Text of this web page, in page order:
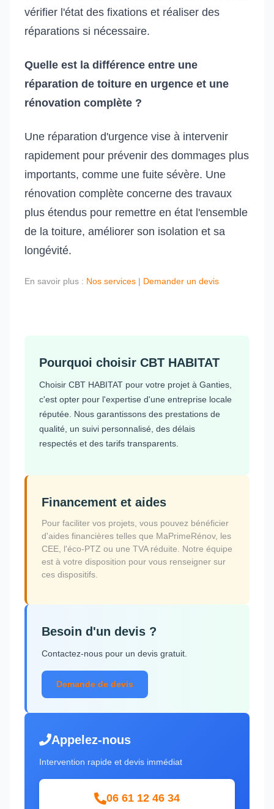
vérifier l'état des fixations et réaliser des
réparations si nécessaire.
Quelle est la différence entre une
réparation de toiture en urgence et une
rénovation complète ?
Une réparation d'urgence vise à intervenir
rapidement pour prévenir des dommages plus
importants, comme une fuite sévère. Une
rénovation complète concerne des travaux
plus étendus pour remettre en état l'ensemble
de la toiture, améliorer son isolation et sa
longévité.
En savoir plus : Nos services | Demander un devis
Pourquoi choisir CBT HABITAT
Choisir CBT HABITAT pour votre projet à Ganties,
c'est opter pour l'expertise d'une entreprise locale
réputée. Nous garantissons des prestations de
qualité, un suivi personnalisé, des délais
respectés et des tarifs transparents.
Financement et aides
Pour faciliter vos projets, vous pouvez bénéficier
d'aides financières telles que MaPrimeRénov, les
CEE, l'éco-PTZ ou une TVA réduite. Notre équipe
est à votre disposition pour vous renseigner sur
ces dispositifs.
Besoin d'un devis ?
Contactez-nous pour un devis gratuit.
Demande de devis
Appelez-nous
Intervention rapide et devis immédiat
06 61 12 46 34